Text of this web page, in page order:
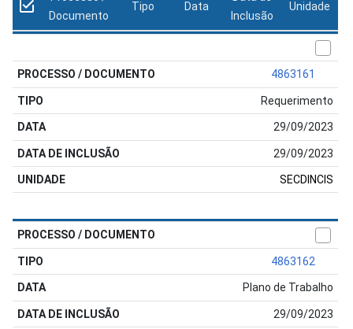
Documento
Tipo Data
Inclusão
Unidade
4863161
Requerimento
29/09/2023
29/09/2023
SECDINCIS
4863162
Plano de Trabalho
29/09/2023